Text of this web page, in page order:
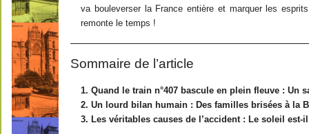
va bouleverser la France entière et marquer les
remonte le temps !
Sommaire de l’article
1. Quand le train n°407 bascule en plein fleuve : Un
2. Un lourd bilan humain : Des familles brisées à la
3. Les véritables causes de l’accident : Le soleil est-